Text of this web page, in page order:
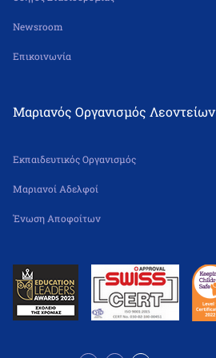
Newsroom
Επικοινωνία
Μαριανός Οργανισμός Λεοντείων
Εκπαιδευτικός Οργανισμός
Μαριανοί Αδελφοί
Ένωση Αποφοίτων